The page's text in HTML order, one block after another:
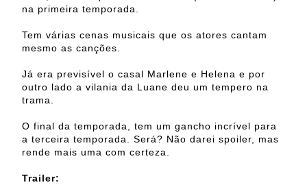
na primeira temporada.
Tem várias cenas musicais que os atores cantam
mesmo as canções.
Já era previsível o casal Marlene e Helena e por
outro lado a vilania da Luane deu um tempero na
trama.
O final da temporada, tem um gancho incrível para
a terceira temporada. Será? Não darei spoiler, mas
rende mais uma com certeza.
Trailer: